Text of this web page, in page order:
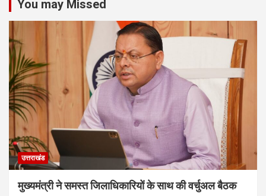
You may Missed
उत्तराखंड
मुख्यमंत्री ने समस्त जिलाधिकारियों के साथ की वर्चुअल बैठक